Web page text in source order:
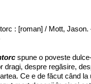
: [roman] / Mott,
spune o poveste
dragi, despre regăsire,
Ce e de făcut când la